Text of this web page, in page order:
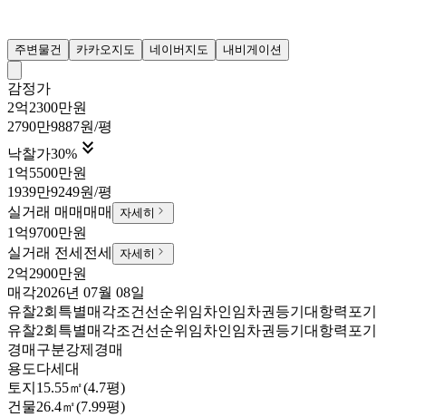
주변물건 카카오지도 네이버지도 내비게이션
감정가
2억2300만원
2790만9887원/평
낙찰가30% 
1억5500만원
1939만9249원/평
실거래 매매 매매 자세히
1억9700만원
실거래 전세 전세 자세히
2억2900만원
매각2026년 07월 08일
유찰2회 특별매각조건 선순위임차인임차권등기 대항력포기
유찰2회 특별매각조건 선순위임차인임차권등기 대항력포기
경매구분강제경매
용도다세대
토지 15.55㎡(4.7평)
건물26.4㎡(7.99평)